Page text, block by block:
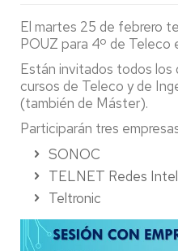
El martes 25 de febrero
POUZ para 4º de Teleco
Están invitados todos los
cursos de Teleco y de
(también de Máster).
Participarán tres
SONOC
TELNET Redes
Teltronic